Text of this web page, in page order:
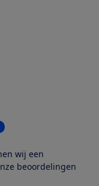
wij een
beoordelingen